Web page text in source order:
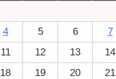
4 5 6 7
11 12 13 14
18 19 20 21